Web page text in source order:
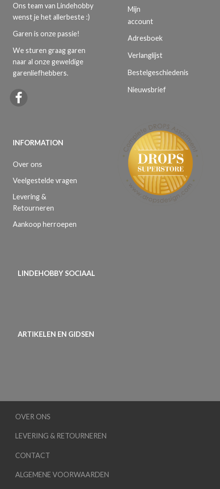
Ons team van Lindehobby
wenst je het allerbeste :)
Garen is onze passie!
We sturen graag garen
naar al onze geweldige
garenliefhebbers.
INFORMATION
Over ons
Veelgestelde vragen
Levering &
Retourneren
Aankoop herroepen
Mijn
account
Adresboek
Verlanglijst
Bestelgeschiedenis
Nieuwsbrief
LINDEHOBBY SOCIAAL
ARTIKELEN EN GIDSEN
OVER ONS
LEVERING & RETOURNEREN
CONTACT
ALGEMENE VOORWAARDEN